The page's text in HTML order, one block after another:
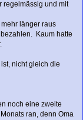
regelmässig und mit
länger raus
Kaum hatte
nicht gleich die
noch eine zweite
ran, denn Oma